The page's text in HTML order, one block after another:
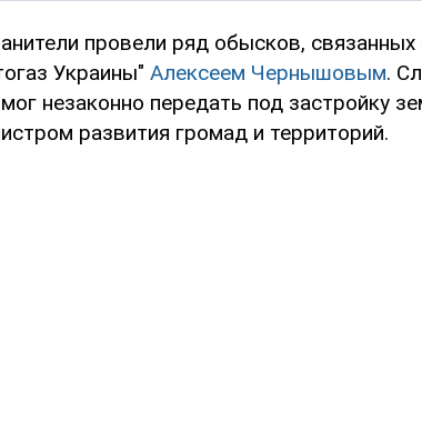
провели ряд обысков,
Украины" Алексеем Чернышовым.
незаконно передать под застройку
развития громад и территорий.